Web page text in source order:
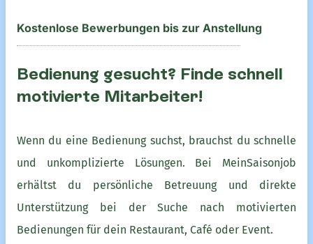
Kostenlose Bewerbungen bis zur Anstellung
Bedienung gesucht? Finde schnell
motivierte Mitarbeiter!
Wenn du eine Bedienung suchst, brauchst du schnelle
und unkomplizierte Lösungen. Bei MeinSaisonjob
erhältst du persönliche Betreuung und direkte
Unterstützung bei der Suche nach motivierten
Bedienungen für dein Restaurant, Café oder Event.